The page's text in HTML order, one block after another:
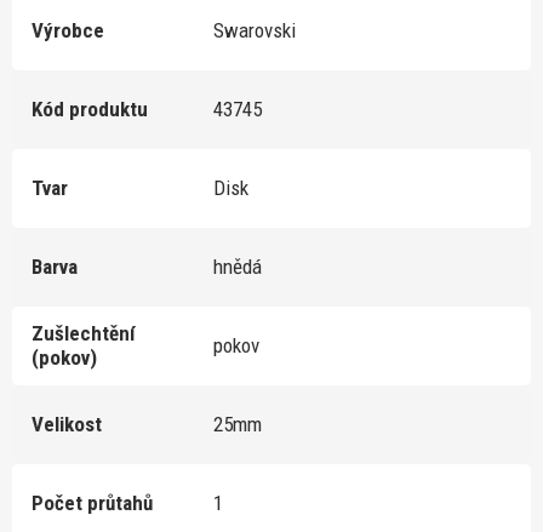
Výrobce Swarovski
Kód produktu 43745
Tvar Disk
Barva hnědá
Zušlechtění
(pokov)
pokov
Velikost 25mm
Počet průtahů 1